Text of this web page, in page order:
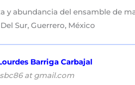
y abundancia del ensamble de
Sur, Guerrero, México
Barriga Carbajal
at gmail.com